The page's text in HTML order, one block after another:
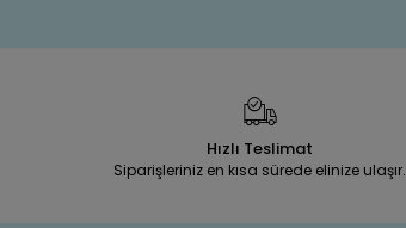
Hızlı Teslimat
Siparişleriniz en kısa sürede elinize ulaşır.